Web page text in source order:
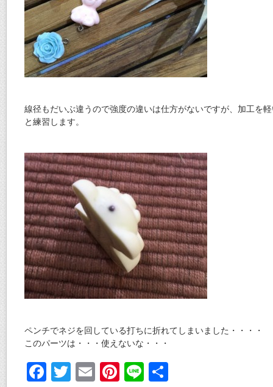
線径もだいぶ違うので強度の違いは仕方がないですが、加工を
と練習します。
ペンチでネジを回している打ちに折れてしまいました・・・・
このパーツは・・・使えないな・・・
F T E Pi Li